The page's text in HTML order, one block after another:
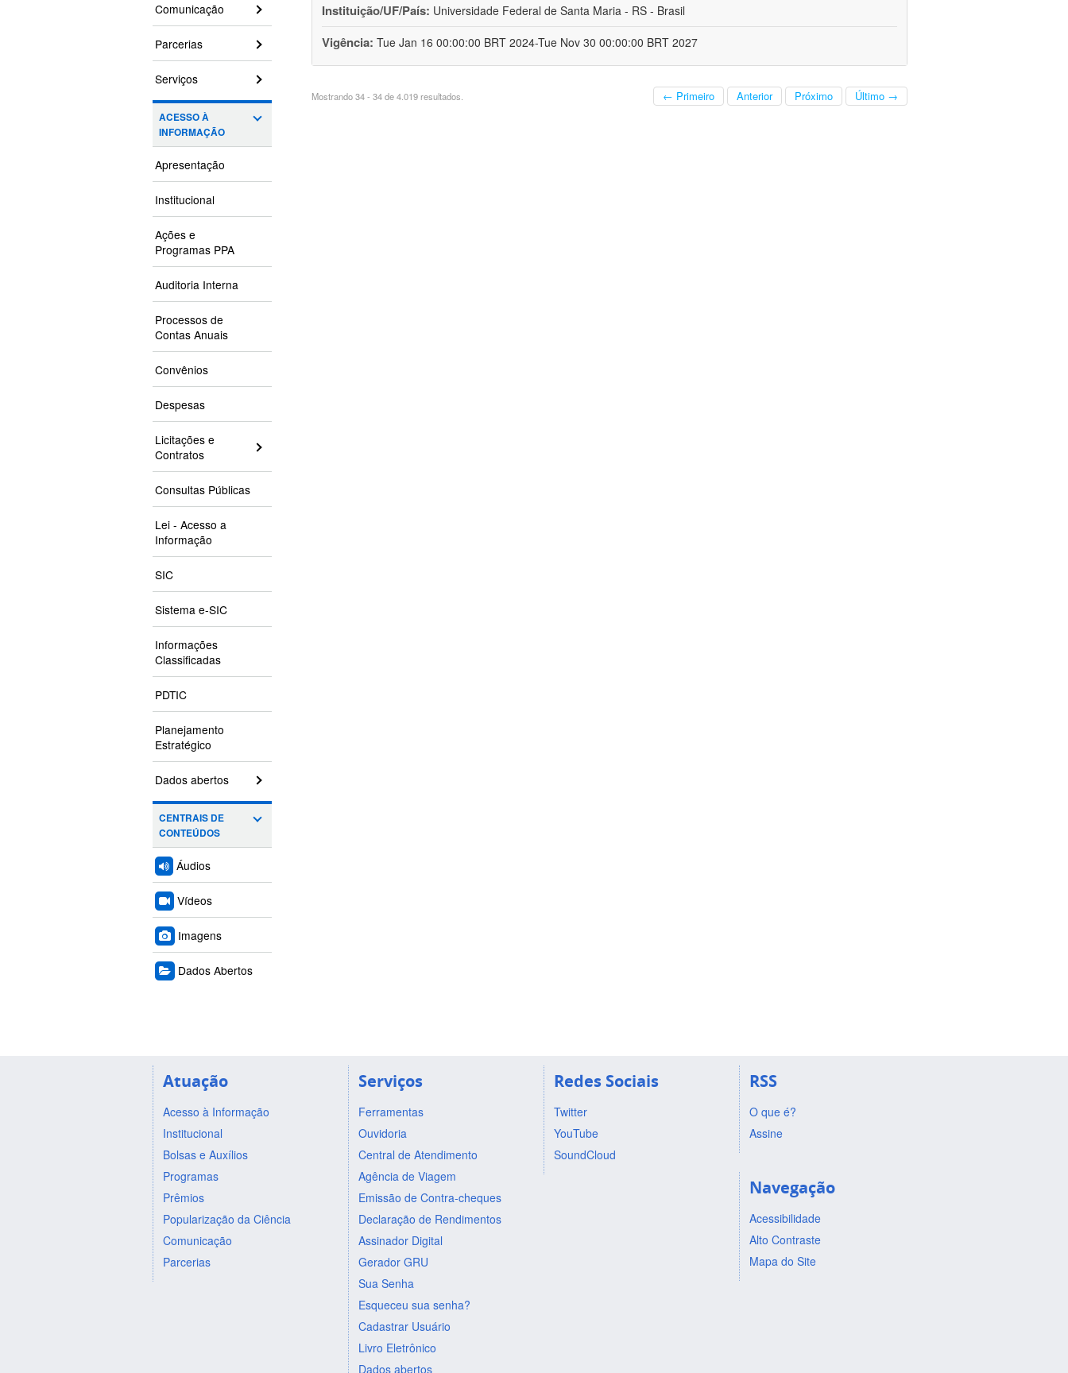
Comunicação
Parcerias
Serviços
ACESSO À
INFORMAÇÃO
Apresentação
Institucional
Ações e
Programas PPA
Auditoria Interna
Processos de
Contas Anuais
Convênios
Despesas
Licitações e
Contratos
Consultas Públicas
Lei - Acesso a
Informação
SIC
Sistema e-SIC
Informações
Classificadas
PDTIC
Planejamento
Estratégico
Dados abertos
CENTRAIS DE
CONTEÚDOS
Áudios
Vídeos
Imagens
Dados Abertos
Instituição/UF/País: Universidade Federal de Santa Maria - RS - Brasil
Vigência: Tue Jan 16 00:00:00 BRT 2024-Tue Nov 30 00:00:00 BRT 2027
Mostrando 34 - 34 de 4.019 resultados. ← Primeiro Anterior Próximo Último →
Atuação
Acesso à Informação
Institucional
Bolsas e Auxílios
Programas
Prêmios
Popularização da Ciência
Comunicação
Parcerias
Serviços
Ferramentas
Ouvidoria
Central de Atendimento
Agência de Viagem
Emissão de Contra-cheques
Declaração de Rendimentos
Assinador Digital
Gerador GRU
Sua Senha
Esqueceu sua senha?
Cadastrar Usuário
Livro Eletrônico
Dados abertos
Redes Sociais
Twitter
YouTube
SoundCloud
RSS
O que é?
Assine
Navegação
Acessibilidade
Alto Contraste
Mapa do Site